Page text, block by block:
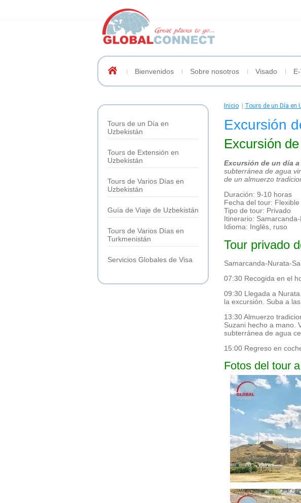
Bienvenidos Sobre nosotros Visado
Inicio Tours de un Día en
Excursión
Excursión
Excursión de un día a
subterránea de agua
de un almuerzo
Duración: 9-10 horas
Fecha del tour: Flexible
Tipo de tour: Privado
Itinerario:
Idioma: Inglés, ruso
Tour privado
Samarcanda-Nurata-
07:30 Recogida en el
09:30 Llegada a
la excursión. Suba a
13:30 Almuerzo
Suzani hecho a mano.
subterránea de agua
15:00 Regreso en
Fotos del tour
Tours de un Día en
Uzbekistán
Tours de Extensión en
Uzbekistán
Tours de Varios Días en
Uzbekistán
Guía de Viaje de Uzbekistán
Tours de Varios Días en
Turkmenistán
Servicios Globales de Visa